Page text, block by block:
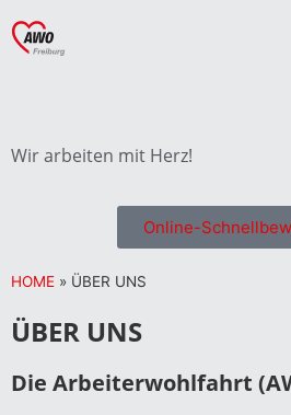
Wir arbeiten mit Herz!
Online-
HOME » ÜBER UNS
ÜBER UNS
Die Arbeiterwohlfahrt